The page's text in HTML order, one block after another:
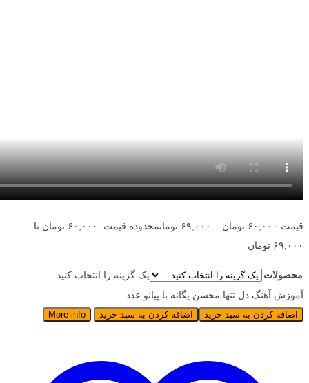
قیمت ۶۰,۰۰۰ تومان – ۶۹,۰۰۰ تومان
محدوده قیمت: ۶۰,۰۰۰ تومان تا
۶۹,۰۰۰ تومان
محصولات
یک گزینه را انتخاب کنید
آموزش آهنگ دل تنها محسن یگانه با پیانو عدد
اضافه کردن به سبد خرید اضافه کردن به سبد خرید More info